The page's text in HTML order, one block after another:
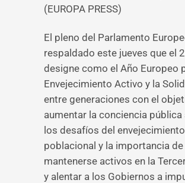
(EUROPA PRESS)
El pleno del Parlamento
respaldado este jueves que el
designe como el Año Europeo
Envejecimiento Activo y la
entre generaciones con el
aumentar la conciencia
los desafíos del envejecimiento
poblacional y la importancia de
mantenerse activos en la
y alentar a los Gobiernos a